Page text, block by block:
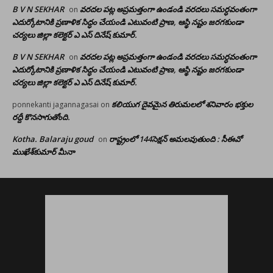
B V N SEKHAR on వరదల పట్ల అప్రమత్తంగా ఉండండి వరదలు సమర్ధవంతంగా
ఎదుర్కోటానికి ప్రణాళిక సిద్ధం చేయండి ఎటువంటి ప్రాణ, ఆస్థి నష్టం జరగకుండా
చర్యలు జిల్లా కలెక్టర్ ఎ ఎస్ దినేష్ కుమార్.
B V N SEKHAR on వరదల పట్ల అప్రమత్తంగా ఉండండి వరదలు సమర్ధవంతంగా
ఎదుర్కోటానికి ప్రణాళిక సిద్ధం చేయండి ఎటువంటి ప్రాణ, ఆస్థి నష్టం జరగకుండా
చర్యలు జిల్లా కలెక్టర్ ఎ ఎస్ దినేష్ కుమార్.
ponnekanti jagannagasai on కలియుగ దైవమైన తిరుమలలో శనివారం భక్తుల
రద్దీ కొనసాగుతోంది.
Kotha. Balaraju goud on రాష్ట్రంలో 144సెక్షన్ అమలవుతుంది : సీఈవో
ముఖేశ్‌కుమార్‌ మీనా